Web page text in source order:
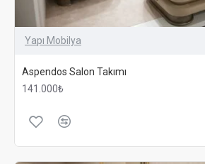
Yapı Mobilya
Aspendos Salon Takımı
141.000₺